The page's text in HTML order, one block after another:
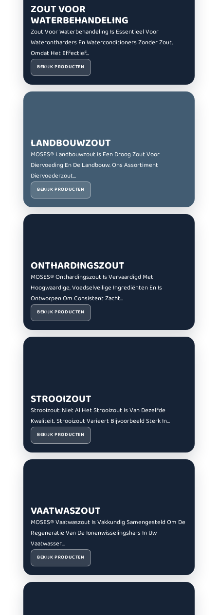
ZOUT VOOR
WATERBEHANDELING
Zout Voor Waterbehandeling Is Essentieel Voor
Waterontharders En Waterconditioners Zonder Zout,
Omdat Het Effectief...
BEKIJK PRODUCTEN
LANDBOUWZOUT
MOSES® Landbouwzout Is Een Droog Zout Voor
Diervoeding En De Landbouw. ​​Ons Assortiment
Diervoederzout...
BEKIJK PRODUCTEN
ONTHARDINGSZOUT
MOSES® Onthardingszout Is Vervaardigd Met
Hoogwaardige, Voedselveilige Ingrediënten En Is
Ontworpen Om Consistent Zacht...
BEKIJK PRODUCTEN
STROOIZOUT
Strooizout: Niet Al Het Strooizout Is Van Dezelfde
Kwaliteit. Strooizout Varieert Bijvoorbeeld Sterk In...
BEKIJK PRODUCTEN
VAATWASZOUT
MOSES® Vaatwaszout Is Vakkundig Samengesteld Om De
Regeneratie Van De Ionenwisselingshars In Uw
Vaatwasser...
BEKIJK PRODUCTEN